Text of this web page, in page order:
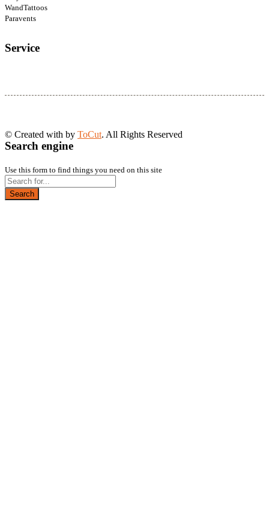
WandTattoos
Paravents
Service
© Created with by ToCut. All Rights Reserved
Search engine
Use this form to find things you need on this site
Search